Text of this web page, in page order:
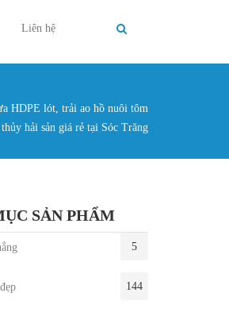
Liên hệ
HDPE lót, trải ao hồ nuôi tôm
thủy hải sản giá rẻ tại Sóc Trăng
SẢN PHẨM
5
144